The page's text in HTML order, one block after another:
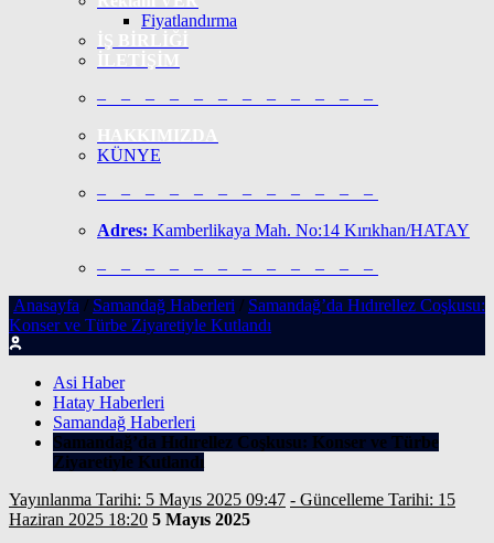
Fiyatlandırma
– – – – – – – – – – – –
KÜNYE
– – – – – – – – – – – –
Adres: Kamberlikaya Mah. No:14 Kırıkhan/HATAY
– – – – – – – – – – – –
Anasayfa / Samandağ Haberleri / Samandağ’da Hıdırellez Coşkusu:
Konser ve Türbe Ziyaretiyle Kutlandı
Asi Haber
Hatay Haberleri
Samandağ Haberleri
Samandağ’da Hıdırellez Coşkusu: Konser ve Türbe
Ziyaretiyle Kutlandı
Yayınlanma Tarihi: 5 Mayıs 2025 09:47 - Güncelleme Tarihi: 15
Haziran 2025 18:20 5 Mayıs 2025